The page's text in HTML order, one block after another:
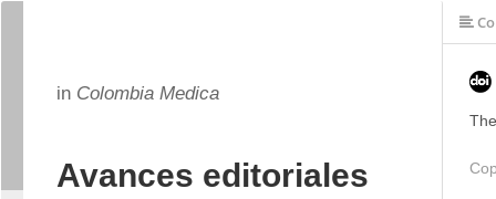
in Colombia Medica
Avances editoriales